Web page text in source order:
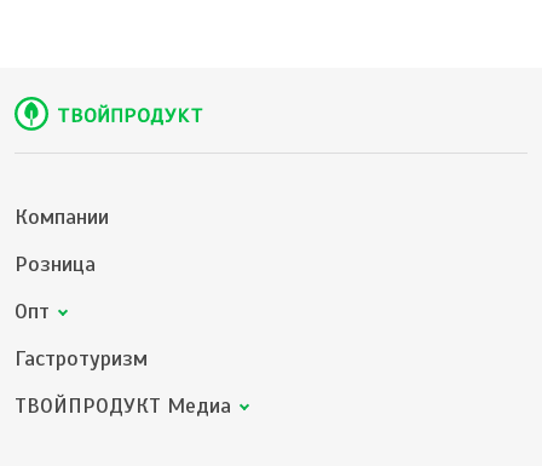
Компании
Розница
Опт
Гастротуризм
ТВОЙПРОДУКТ Медиа